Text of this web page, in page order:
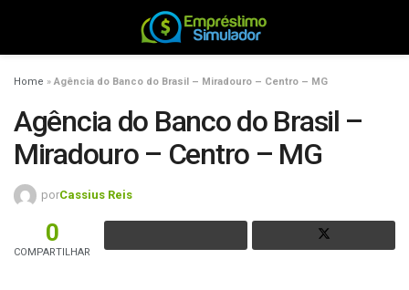
Home » Agência do Banco do Brasil – Miradouro – Centro – MG
Agência do Banco do Brasil –
Miradouro – Centro – MG
porCassius Reis
0
COMPARTILHAR